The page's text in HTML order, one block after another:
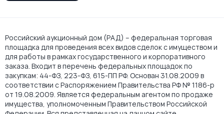
Российский аукционный дом (РАД) – федеральная торговая
площадка для проведения всех видов сделок с имуществом и
для работы в рамках государственного и корпоративного
заказа. Входит в перечень федеральных площадок по
закупкам: 44-ФЗ, 223-ФЗ, 615-ПП РФ. Основан 31.08.2009 в
соответствии с Распоряжением Правительства РФ № 1186-р
от 19.08.2009. Является федеральным агентом по продаже
имущества, уполномоченным Правительством Российской